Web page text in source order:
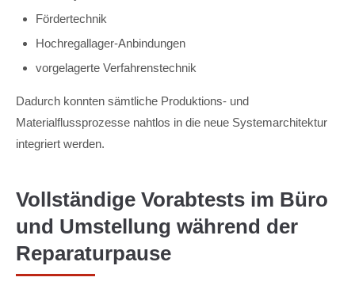
Fördertechnik
Hochregallager-Anbindungen
vorgelagerte Verfahrenstechnik
Dadurch konnten sämtliche Produktions- und
Materialflussprozesse nahtlos in die neue Systemarchitektur
integriert werden.
Vollständige Vorabtests im Büro
und Umstellung während der
Reparaturpause